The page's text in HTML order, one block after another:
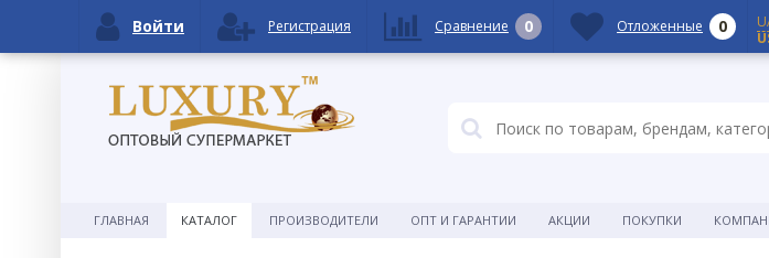
ГЛАВНАЯ КАТАЛОГ ПРОИЗВОДИТЕЛИ ОПТ И ГАРАНТИИ АКЦИИ ПОКУПКИ
Войти Регистрация Сравнение 0 Отложенные 0